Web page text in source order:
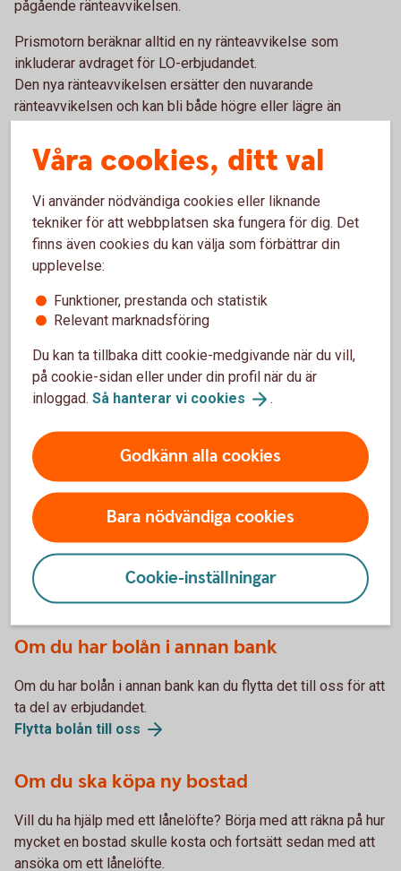
pågående ränteavvikelsen.
Prismotorn beräknar alltid en ny ränteavvikelse som
inkluderar avdraget för LO-erbjudandet.
Den nya ränteavvikelsen ersätter den nuvarande
ränteavvikelsen och kan bli både högre eller lägre än
Om du har rörlig ränta (3-månadersränta) loggar du in via
landar du i internetbanken/appen och ser din nya totala
ränteavvikelse inklusive LO-erbjudandet.
Om den nya totala ränteavvikelsen inte skulle bli bättre än
rabatt löper ut.
Om du har bundit din ränta
Du kan ändra dina bolåns villkor 6-8 veckor innan
bindningstiden går ut. För att utnyttja erbjudandet måste du
därför välja att ändrar villkoren till rörlig ränta (3-
månadersränta).
Om du inte har bolån hos oss
Om du har bolån i annan bank
Om du har bolån i annan bank kan du flytta det till oss för att
ta del av erbjudandet.
Flytta bolån till oss
Om du ska köpa ny bostad
Vill du ha hjälp med ett lånelöfte? Börja med att räkna på hur
mycket en bostad skulle kosta och fortsätt sedan med att
ansöka om ett lånelöfte.
Våra cookies, ditt val
Vi använder nödvändiga cookies eller liknande
tekniker för att webbplatsen ska fungera för dig. Det
finns även cookies du kan välja som förbättrar din
upplevelse:
Funktioner, prestanda och statistik
Relevant marknadsföring
Du kan ta tillbaka ditt cookie-medgivande när du vill,
på cookie-sidan eller under din profil när du är
inloggad. Så hanterar vi cookies .
Godkänn alla cookies
Bara nödvändiga cookies
Cookie-inställningar